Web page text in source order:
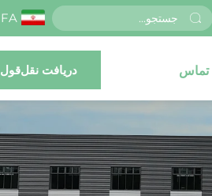
FA
تماس دریافت نقل‌قول